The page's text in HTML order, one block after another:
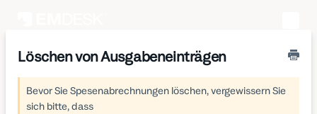
Löschen von Ausgabeneinträgen
Bevor Sie Spesenabrechnungen löschen, vergewissern Sie
sich bitte, dass